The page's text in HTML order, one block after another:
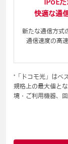
快適な通
新たな通信方式
通信速度の高
*「ドコモ光」はベ
規格上の最大値と
境・ご利用機器、